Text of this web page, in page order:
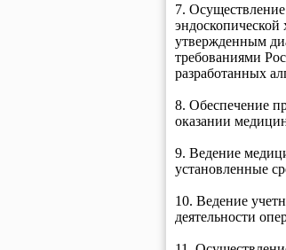
7.
утвержденным
требованиями
разработанных
8. Обеспечение
оказании
9. Ведение
установленные
10. Ведение
деятельности